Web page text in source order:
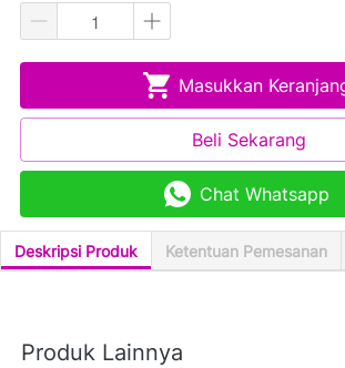
` Masukkan
`
Beli Sekarang
` Chat Whatsapp
Deskripsi Produk Ketentuan Pemesanan
Produk Lainnya